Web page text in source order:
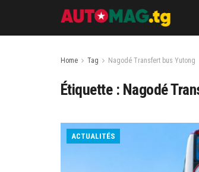
Home Tag Nagodé Transfert bus Yutong
Étiquette : Nagodé
ACTUALITÉS